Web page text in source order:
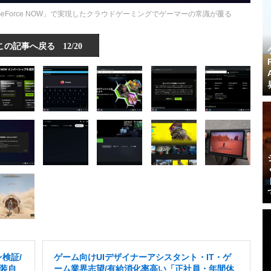
NOW」で実現したクラウドゲーミングでゲーマーの常識が覆る
の記事へ戻る 12/20
検証/
自
ゲーム向けUIデザイナーアシスタント・IT・ゲ
ーム業界志望/有給消化率高い「正社員・年間休